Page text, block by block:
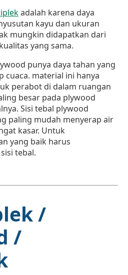
adalah karena daya
kayu dan ukuran
mungkin didapatkan dari
yang sama.
punya daya tahan yang
cuaca. material ini hanya
perabot di dalam ruangan
besar pada plywood
Sisi tebal plywood
paling mudah menyerap air
kasar. Untuk
yang baik harus
tebal.
/
/